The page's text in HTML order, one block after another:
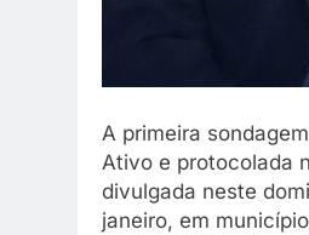
A primeira
Ativo e protocolada
divulgada neste
janeiro, em